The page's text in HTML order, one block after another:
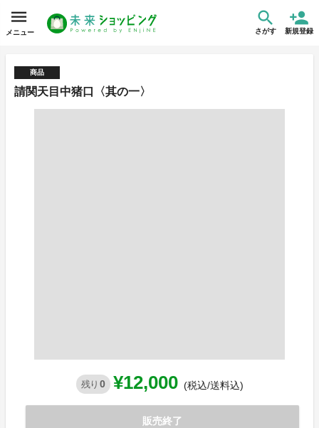
メニュー さがす 新規登録
商品
請関天目中猪口〈其の一〉
残り 0 ¥12,000 (税込/送料込)
販売終了